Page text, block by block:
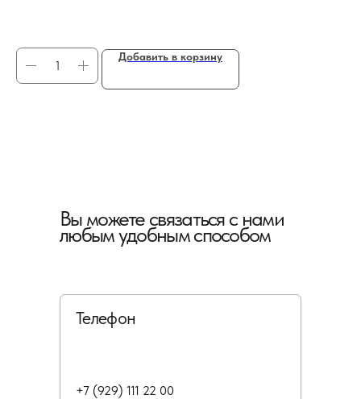
Добавить в корзину
Вы можете связаться с нами
любым удобным способом
Телефон
+7 (929) 111 22 00